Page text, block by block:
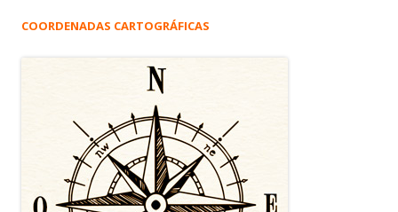
COORDENADAS CARTOGRÁFICAS